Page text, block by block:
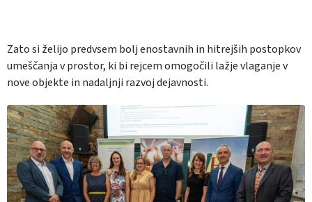
Zato si želijo predvsem bolj enostavnih in hitrejših postopkov
umeščanja v prostor, ki bi rejcem omogočili lažje vlaganje v
nove objekte in nadaljnji razvoj dejavnosti.